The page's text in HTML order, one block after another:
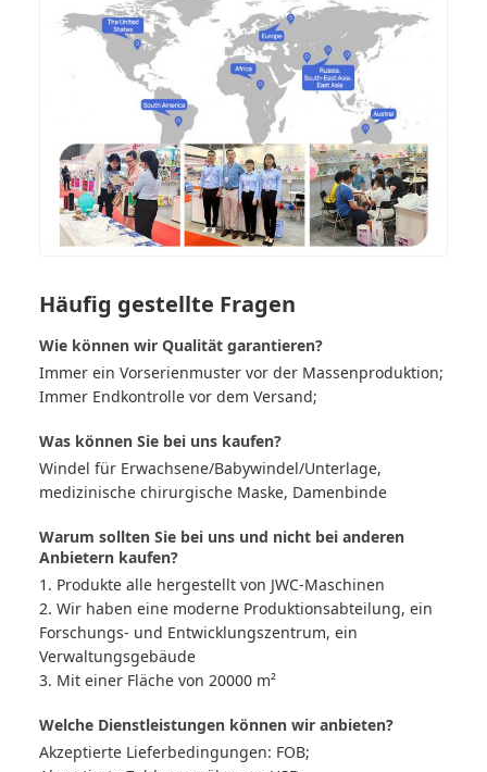
Häufig gestellte Fragen
Wie können wir Qualität garantieren?
Immer ein Vorserienmuster vor der Massenproduktion;
Immer Endkontrolle vor dem Versand;
Was können Sie bei uns kaufen?
Windel für Erwachsene/Babywindel/Unterlage,
medizinische chirurgische Maske, Damenbinde
Warum sollten Sie bei uns und nicht bei anderen
Anbietern kaufen?
1. Produkte alle hergestellt von JWC-Maschinen
2. Wir haben eine moderne Produktionsabteilung, ein
Forschungs- und Entwicklungszentrum, ein
Verwaltungsgebäude
3. Mit einer Fläche von 20000 m²
Welche Dienstleistungen können wir anbieten?
Akzeptierte Lieferbedingungen: FOB;